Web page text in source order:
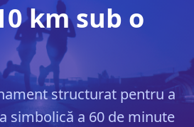
km sub o
structurat pentru a
simbolică a 60 de minute